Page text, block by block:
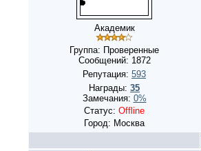
Академик
Группа: Проверенные
Сообщений: 1872
Репутация: 593
Награды: 35
Замечания: 0%
Статус: Offline
Город: Москва